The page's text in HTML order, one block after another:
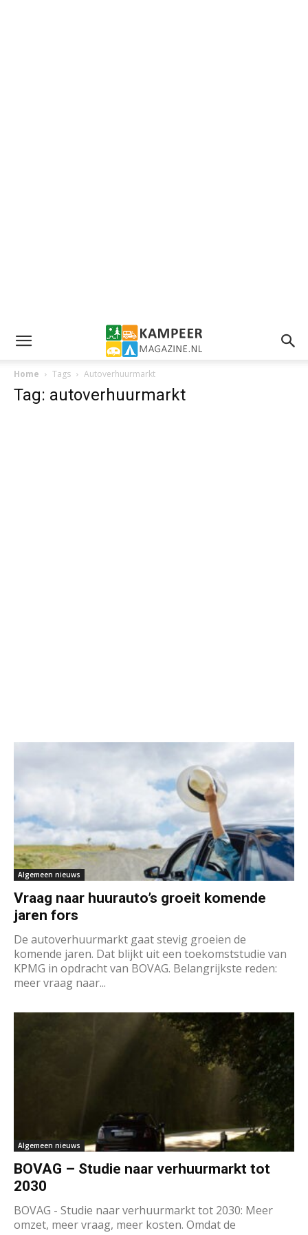
Home Tags Autoverhuurmarkt
Tag: autoverhuurmarkt
Algemeen nieuws
Vraag naar huurauto’s groeit komende
jaren fors
De autoverhuurmarkt gaat stevig groeien de
komende jaren. Dat blijkt uit een toekomststudie van
KPMG in opdracht van BOVAG. Belangrijkste reden:
meer vraag naar...
Algemeen nieuws
BOVAG – Studie naar verhuurmarkt tot
2030
BOVAG - Studie naar verhuurmarkt tot 2030: Meer
omzet, meer vraag, meer kosten. Omdat de